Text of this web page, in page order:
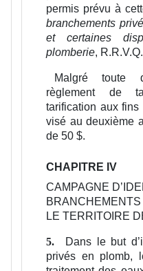
permis prévu à
branchements
et certaines
plomberie,
Malgré toute
règlement de
tarification aux
visé au deuxième
de 50 $.
CHAPITRE IV
CAMPAGNE
LE TERRITOIRE
5.
Dans le but
privés en plomb,